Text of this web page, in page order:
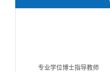
专业学位博士指导教师